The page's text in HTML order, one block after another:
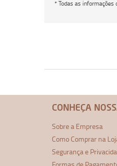
* Todas as
CONHEÇA
Sobre a Empresa
Como Comprar na
Segurança e